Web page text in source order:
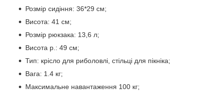
Розмір сидіння: 36*29 см;
Висота: 41 см;
Розмір рюкзака: 13,6 л;
Висота р.: 49 см;
Тип: крісло для риболовлі, стільці для пікніка;
Вага: 1.4 кг;
Максимальне навантаження 100 кг;